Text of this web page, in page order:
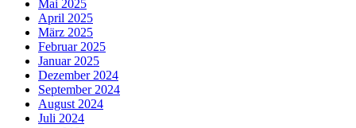
Mai 2025
April 2025
März 2025
Februar 2025
Januar 2025
Dezember 2024
September 2024
August 2024
Juli 2024